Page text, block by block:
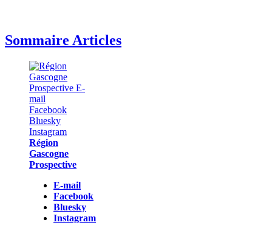
Sommaire Articles
Région
Gascogne
Prospective
E-mail
Facebook
Bluesky
Instagram